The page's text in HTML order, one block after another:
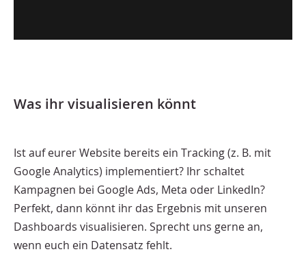
Was ihr visualisieren könnt
Ist auf eurer Website bereits ein Tracking (z. B. mit
Google Analytics) implementiert? Ihr schaltet
Kampagnen bei Google Ads, Meta oder LinkedIn?
Perfekt, dann könnt ihr das Ergebnis mit unseren
Dashboards visualisieren. Sprecht uns gerne an,
wenn euch ein Datensatz fehlt.